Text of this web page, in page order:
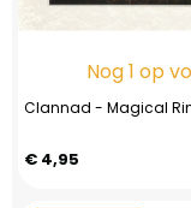
Nog 1 op
Clannad - Magical
€ 4,95